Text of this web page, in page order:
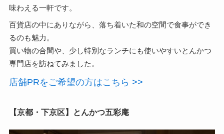
味わえる一軒です。
百貨店の中にありながら、落ち着いた和の空間で食事ができ
るのも魅力。
買い物の合間や、少し特別なランチにも使いやすいとんかつ
専門店を訪ねてみました。
店舗PRをご希望の方はこちら >>
【京都・下京区】とんかつ五彩庵